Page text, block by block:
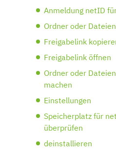
Anmeldung netID
Ordner oder
Freigabelink
Freigabelink öffnen
Ordner oder
machen
Einstellungen
Speicherplatz für
überprüfen
deinstallieren